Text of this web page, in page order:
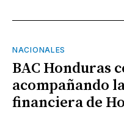
NACIONALES
BAC Honduras
acompañando
financiera de